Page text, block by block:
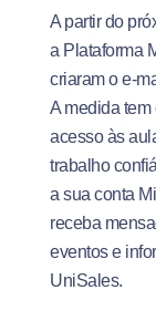
A partir do
a Plataforma
criaram o e-
A medida tem
acesso às
trabalho
a sua conta
receba
eventos e
UniSales.